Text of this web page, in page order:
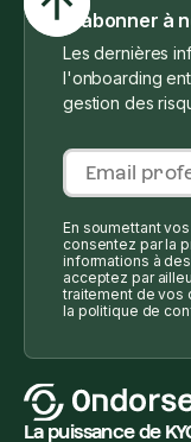
S'abonner à
Les dernières
l'onboarding
gestion des
En soumettant
consentez par la
informations à
acceptez par
traitement de vos
la politique de
La puissance de